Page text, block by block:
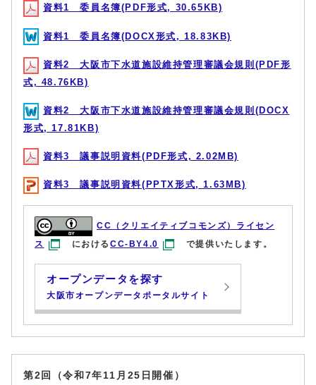
資料1 委員名簿(PDF形式, 30.65KB)
資料1 委員名簿(DOCX形式, 18.83KB)
資料2 大阪市下水道施設維持管理審議会規則(PDF形
式, 48.76KB)
資料2 大阪市下水道施設維持管理審議会規則(DOCX
形式, 17.81KB)
資料3 議事説明資料(PDF形式, 2.02MB)
資料3 議事説明資料(PPTX形式, 1.63MB)
CC（クリエイティブコモンズ）ライセン
ス
におけるCC-BY4.0 で提供いたします。
オープンデータを探す
大阪市オープンデータポータルサイト
第2回（令和7年11月25日開催）